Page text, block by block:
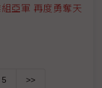
亞軍 再度勇奪天
5 >>